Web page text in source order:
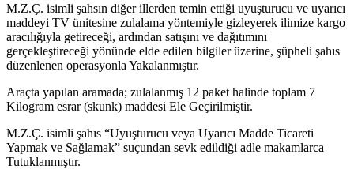
M.Z.Ç. isimli şahsın diğer illerden temin ettiği uyuşturucu ve uyarıcı
maddeyi TV ünitesine zulalama yöntemiyle gizleyerek ilimize kargo
aracılığıyla getireceği, ardından satışını ve dağıtımını
gerçekleştireceği yönünde elde edilen bilgiler üzerine, şüpheli şahıs
düzenlenen operasyonla Yakalanmıştır.
Araçta yapılan aramada; zulalanmış 12 paket halinde toplam 7
Kilogram esrar (skunk) maddesi Ele Geçirilmiştir.
M.Z.Ç. isimli şahıs “Uyuşturucu veya Uyarıcı Madde Ticareti
Yapmak ve Sağlamak” suçundan sevk edildiği adle makamlarca
Tutuklanmıştır.